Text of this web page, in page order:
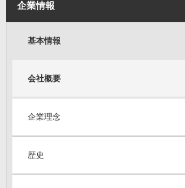
企業情報
基本情報
会社概要
企業理念
歴史